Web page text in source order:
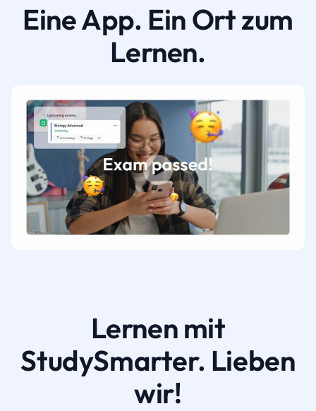
Eine App. Ein Ort zum
Lernen.
Lernen mit
StudySmarter. Lieben
wir!